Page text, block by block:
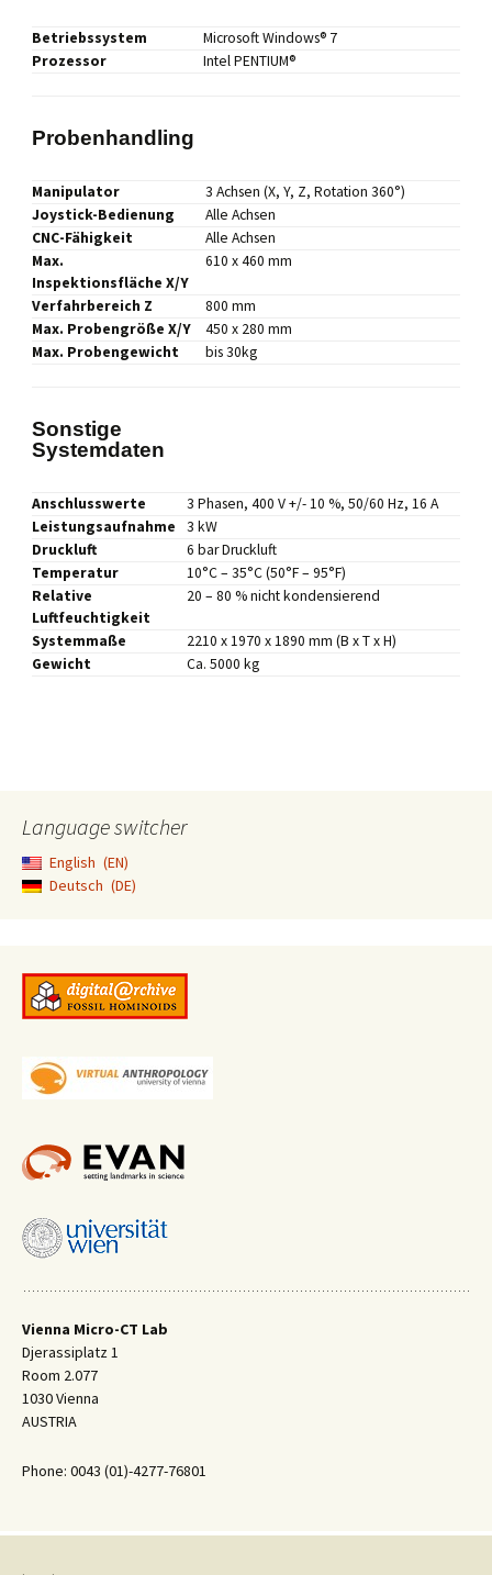
Betriebssystem
Microsoft Windows® 7
Prozessor
Intel PENTIUM®
Probenhandling
Manipulator
3 Achsen (X, Y, Z, Rotation 360°)
Joystick-Bedienung
Alle Achsen
CNC-Fähigkeit
Alle Achsen
Max.
Inspektionsfläche X/Y
610 x 460 mm
Verfahrbereich Z
800 mm
Max. Probengröße X/Y
450 x 280 mm
Max. Probengewicht
bis 30kg
Sonstige
Systemdaten
Anschlusswerte
3 Phasen, 400 V +/- 10 %, 50/60 Hz, 16 A
Leistungsaufnahme
3 kW
Druckluft
6 bar Druckluft
Temperatur
10°C – 35°C (50°F – 95°F)
Relative
Luftfeuchtigkeit
20 – 80 % nicht kondensierend
Systemmaße
2210 x 1970 x 1890 mm (B x T x H)
Gewicht
Ca. 5000 kg
Language switcher
English
EN
Deutsch
DE
Vienna Micro-CT Lab
Djerassiplatz 1
Room 2.077
1030 Vienna
AUSTRIA
Phone: 0043 (01)-4277-76801